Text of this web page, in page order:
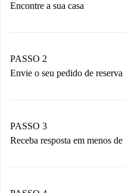
Encontre a sua casa
Você tem todas as
antecipadamente.
PASSO 2
Envie o seu pedido de reserva
Não cobramos nada
PASSO 3
Receba resposta em menos